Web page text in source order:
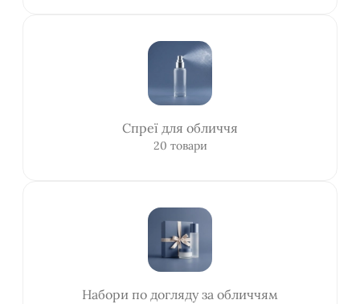
Спреї для обличчя
20 товари
Набори по догляду за обличчям